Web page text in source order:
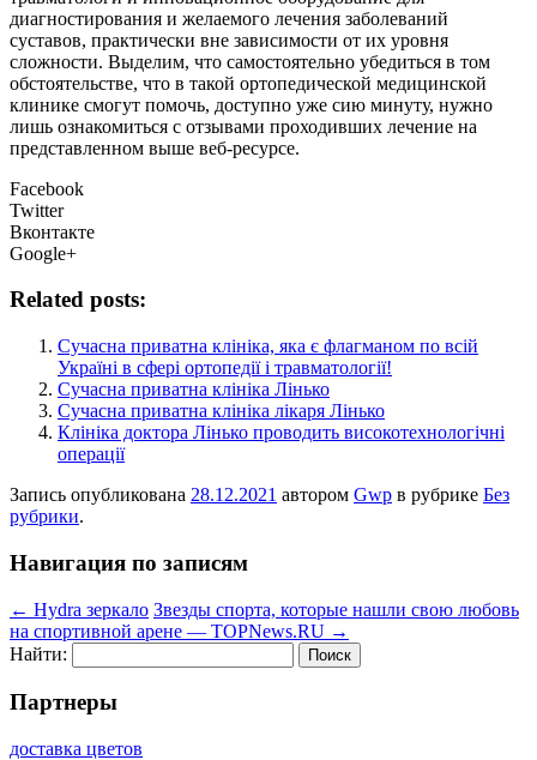
диагностирования и желаемого лечения заболеваний
суставов, практически вне зависимости от их уровня
сложности. Выделим, что самостоятельно убедиться в том
обстоятельстве, что в такой ортопедической медицинской
клинике смогут помочь, доступно уже сию минуту, нужно
лишь ознакомиться с отзывами проходивших лечение на
представленном выше веб-ресурсе.
Facebook
Twitter
Вконтакте
Google+
Related posts:
Сучасна приватна клініка, яка є флагманом по всій
Україні в сфері ортопедії і травматології!
Сучасна приватна клініка Лiнько
Сучасна приватна клініка лікаря Лiнько
Клініка доктора Лінько проводить високотехнологічні
операції
Запись опубликована 28.12.2021 автором Gwp в рубрике Без
рубрики.
Навигация по записям
← Hydra зеркало Звезды спорта, которые нашли свою любовь
на спортивной арене — TOPNews.RU →
Найти:
Партнеры
доставка цветов